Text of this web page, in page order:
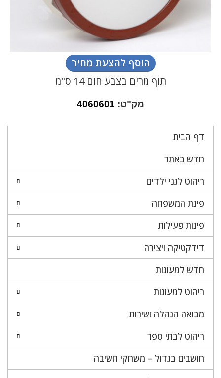
דף הבית
חדש באתר
ריהוט לגני ילדים
פינת המשפחה
פינות פעילות
דידקטיקה ויצירה
חדש למעונות
ריהוט למעונות
מבואה הנהלה ושירות
ריהוט לבתי ספר
חושבים בגדול – משחקי חשיבה
הוסף להצעת מחיר
תוף מרים בצבע חום 14 ס"מ
מק"ט: 4060601